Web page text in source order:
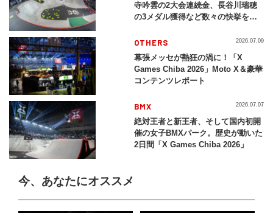
寺吟雲の2大会連続金、長谷川瑞穂
の3メダル獲得など数々の快挙をプ
2026」
OTHERS
幕張メッセが熱狂の渦に！「X
Games Chiba 2026」Moto X＆豪華
コンテンツレポート
2026.07.09
BMX
絶対王者と新王者、そして国内初開
催の女子BMXパーク。歴史が動いた
2日間「X Games Chiba 2026」
2026.07.07
今、あなたにオススメ